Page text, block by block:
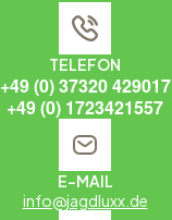
TELEFON
+49 (0) 37320 429017
+49 (0) 1723421557
E-MAIL
info@jagdluxx.de